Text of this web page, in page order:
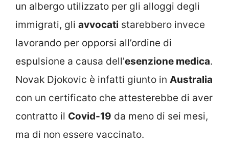
un albergo utilizzato per gli alloggi degli
immigrati, gli avvocati starebbero invece
lavorando per opporsi all’ordine di
espulsione a causa dell’esenzione medica.
Novak Djokovic è infatti giunto in Australia
con un certificato che attesterebbe di aver
contratto il Covid-19 da meno di sei mesi,
ma di non essere vaccinato.